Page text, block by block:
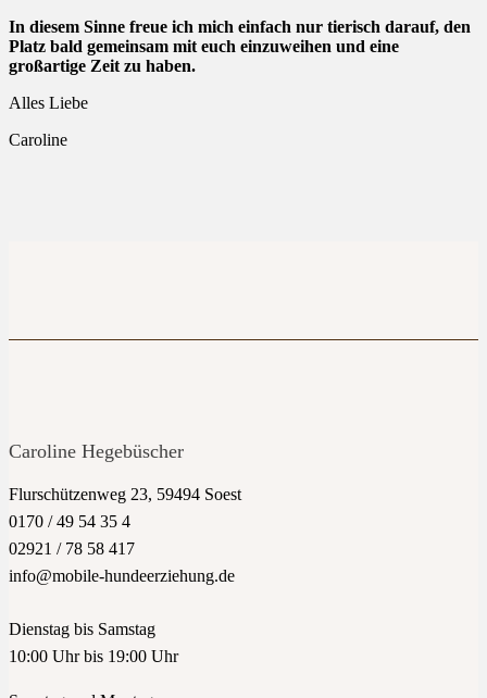
In diesem Sinne freue ich mich einfach nur tierisch darauf, den
Platz bald gemeinsam mit euch einzuweihen und eine
großartige Zeit zu haben.
Alles Liebe
Caroline
Caroline Hegebüscher
Flurschützenweg 23, 59494 Soest
0170 / 49 54 35 4
02921 / 78 58 417
info@mobile-hundeerziehung.de
Dienstag bis Samstag
10:00 Uhr bis 19:00 Uhr